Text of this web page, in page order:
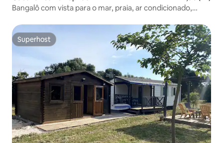
Bangalô com vista para o mar, praia, ar condicionado,
Superhost
Superhost